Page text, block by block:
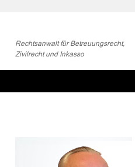
Rechtsanwalt für Betreuungsrecht,
Zivilrecht und Inkasso